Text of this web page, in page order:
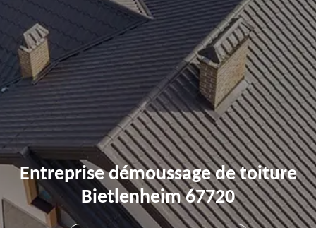
Entreprise démoussage de toiture
Bietlenheim 67720